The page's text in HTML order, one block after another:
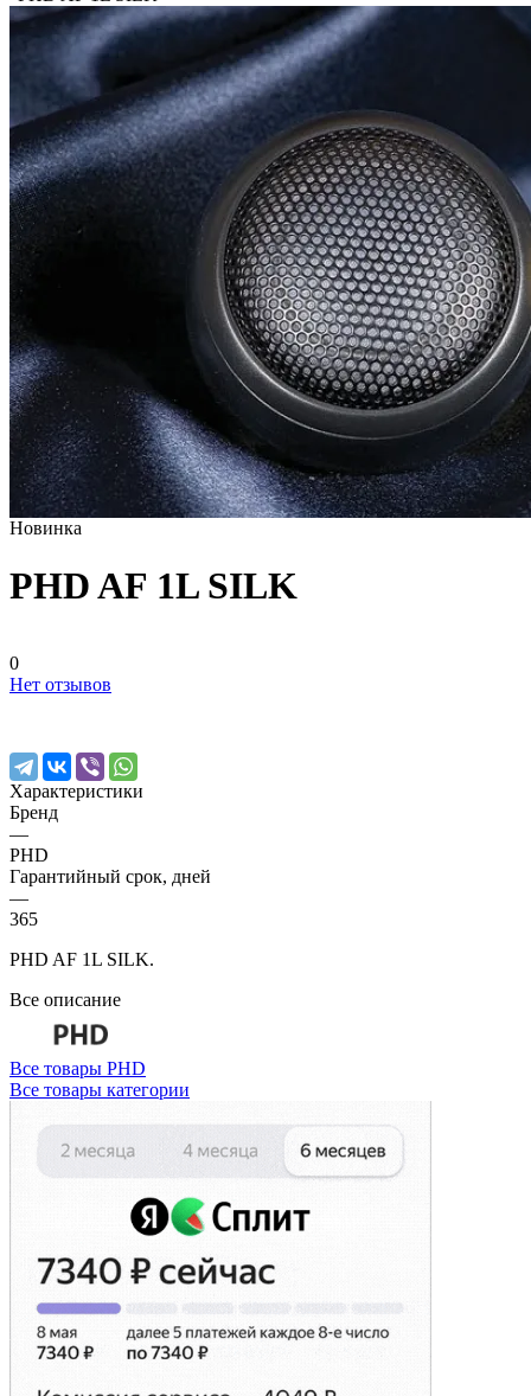
Новинка
PHD AF 1L SILK
0
Нет отзывов
Характеристики
Бренд
—
PHD
Гарантийный срок, дней
—
365
PHD AF 1L SILK.
Все описание
Все товары PHD
Все товары категории